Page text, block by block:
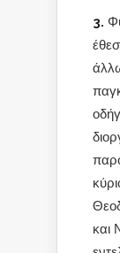
3.
και